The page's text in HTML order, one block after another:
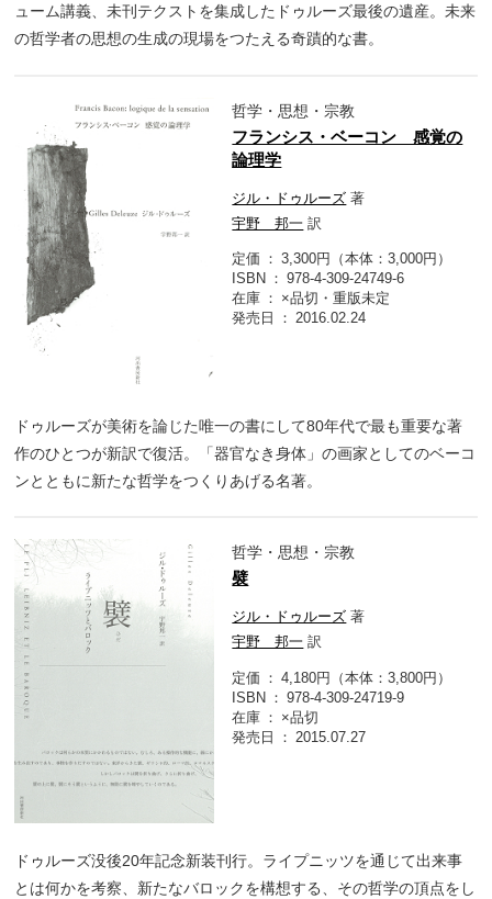
ューム講義、未刊テクストを集成したドゥルーズ最後の遺産。未来
の哲学者の思想の生成の現場をつたえる奇蹟的な書。
哲学・思想・宗教
フランシス・ベーコン 感覚の
論理学
ジル・ドゥルーズ 著
宇野 邦一 訳
定価
3,300円（本体：3,000円）
ISBN
978-4-309-24749-6
在庫
×品切・重版未定
発売日
2016.02.24
ドゥルーズが美術を論じた唯一の書にして80年代で最も重要な著
作のひとつが新訳で復活。「器官なき身体」の画家としてのベーコ
ンとともに新たな哲学をつくりあげる名著。
哲学・思想・宗教
襞
ジル・ドゥルーズ 著
宇野 邦一 訳
定価
4,180円（本体：3,800円）
ISBN
978-4-309-24719-9
在庫
×品切
発売日
2015.07.27
ドゥルーズ没後20年記念新装刊行。ライプニッツを通じて出来事
とは何かを考察、新たなバロックを構想する、その哲学の頂点をし